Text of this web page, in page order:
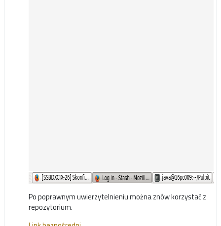
Po poprawnym uwierzytelnieniu można znów korzystać z
repozytorium.